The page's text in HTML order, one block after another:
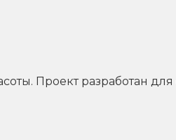
Проект разработан